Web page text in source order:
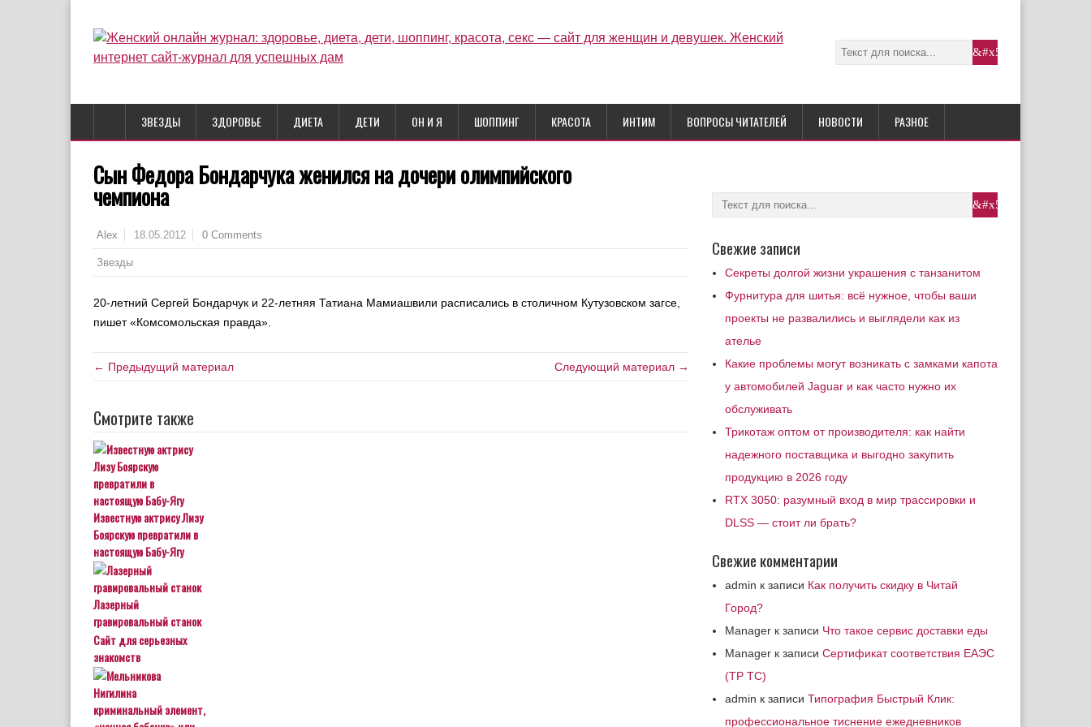
ЗВЕЗДЫ ЗДОРОВЬЕ ДИЕТА ДЕТИ ОН И Я ШОППИНГ КРАСОТА ИНТИМ ВОПРОСЫ ЧИТАТЕЛЕЙ НОВОСТИ РАЗНОЕ
Сын Федора Бондарчука женился на дочери олимпийского
чемпиона
Alex 18.05.2012 0 Comments
Звезды
20-летний Сергей Бондарчук и 22-летняя Татиана Мамиашвили расписались в столичном Кутузовском загсе,
пишет «Комсомольская правда».
← Предыдущий материал Следующий материал →
Смотрите также
Известную актрису Лизу
Боярскую превратили в
настоящую Бабу-Ягу
Лазерный
гравировальный станок
Сайт для серьезных
знакомств
Свежие записи
Секреты долгой жизни украшения с танзанитом
Фурнитура для шитья: всё нужное, чтобы ваши
проекты не развалились и выглядели как из
ателье
Какие проблемы могут возникать с замками капота
у автомобилей Jaguar и как часто нужно их
обслуживать
Трикотаж оптом от производителя: как найти
надежного поставщика и выгодно закупить
продукцию в 2026 году
RTX 3050: разумный вход в мир трассировки и
DLSS — стоит ли брать?
Свежие комментарии
admin к записи Как получить скидку в Читай
Город?
Manager к записи Что такое сервис доставки еды
Manager к записи Сертификат соответствия ЕАЭС
(ТР ТС)
admin к записи Типография Быстрый Клик:
профессиональное тиснение ежедневников